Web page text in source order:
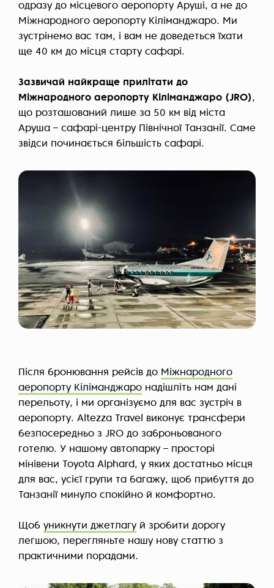
одразу до місцевого аеропорту Аруші, а не до
Міжнародного аеропорту Кіліманджаро. Ми
зустрінемо вас там, і вам не доведеться їхати
ще 40 км до місця старту сафарі.
Зазвичай найкраще прилітати до
Міжнародного аеропорту Кіліманджаро (JRO),
що розташований лише за 50 км від міста
Аруша – сафарі-центру Північної Танзанії. Саме
звідси починається більшість сафарі.
Після бронювання рейсів до Міжнародного
аеропорту Кіліманджаро надішліть нам дані
перельоту, і ми організуємо для вас зустріч в
аеропорту. Altezza Travel виконує трансфери
безпосередньо з JRO до заброньованого
готелю. У нашому автопарку – просторі
мінівени Toyota Alphard, у яких достатньо місця
для вас, усієї групи та багажу, щоб прибуття до
Танзанії минуло спокійно й комфортно.
Щоб уникнути джетлагу й зробити дорогу
легшою, перегляньте нашу нову статтю з
практичними порадами.